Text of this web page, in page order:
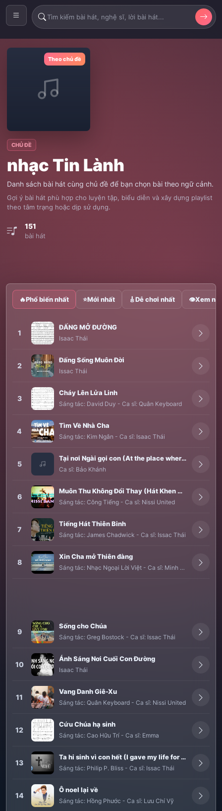
Theo chủ đề
CHỦ ĐỀ
nhạc Tin Lành
Danh sách bài hát cùng chủ đề để bạn chọn bài theo ngữ cảnh.
Gợi ý bài hát phù hợp cho luyện tập, biểu diễn và xây dựng playlist
theo tâm trạng hoặc dịp sử dụng.
151
bài hát
🔥Phổ biến nhất ⭐Mới nhất 🎸Dễ chơi nhất 👁Xem
1
ĐẤNG MỞ ĐƯỜNG
Isaac Thái
2
Đấng Sống Muôn Đời
Issac Thái
3
Cháy Lên Lửa Linh
Sáng tác: David Duy - Ca sĩ: Quân Keyboard
4
Tìm Về Nhà Cha
Sáng tác: Kim Ngân - Ca sĩ: Isaac Thái
5
Tại nơi Ngài gọi con (At the place where you call)
Ca sĩ: Bảo Khánh
6
Muôn Thu Không Đổi Thay (Hát Khen Giê-xu)
Sáng tác: Công Tiếng - Ca sĩ: Nissi United
7
Tiếng Hát Thiên Binh
Sáng tác: James Chadwick - Ca sĩ: Issac Thái
8
Xin Cha mở Thiên đàng
Sáng tác: Nhạc Ngoại Lời Việt - Ca sĩ: Minh Châu
9
Sống cho Chúa
Sáng tác: Greg Bostock - Ca sĩ: Issac Thái
10
Ánh Sáng Nơi Cuối Con Đường
Isaac Thái
11
Vang Danh Giê-Xu
Sáng tác: Quân Keyboard - Ca sĩ: Nissi United
12
Cứu Chúa hạ sinh
Sáng tác: Cao Hữu Trí - Ca sĩ: Emma
13
Ta hi sinh vì con hết (I gave my life for thee)
Sáng tác: Philip P. Bliss - Ca sĩ: Issac Thái
14
Ô noel lại về
Sáng tác: Hồng Phước - Ca sĩ: Lưu Chí Vỹ